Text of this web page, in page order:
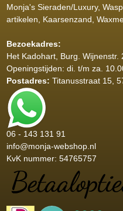
Monja's Sieraden/Luxury,
artikelen, Kaarsenzand,
Bezoekadres:
Het Kadohart, Burg. Wijnenstr.
Openingstijden: di. t/m za.
Postadres: Titanusstraat 15,
06 - 143 131 91
info@monja-webshop.nl
KvK nummer: 54765757